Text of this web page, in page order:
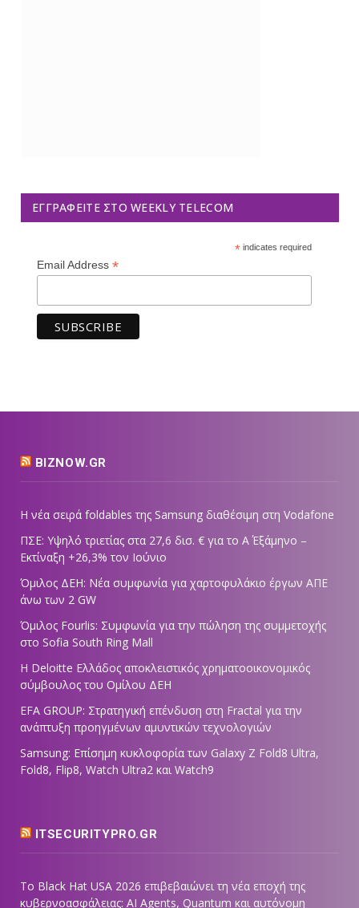
ΕΓΓΡΑΦΕΊΤΕ ΣΤΟ WEEKLY TELECOM
*indicates required
Email Address *
BIZNOW.GR
Η νέα σειρά foldables της Samsung διαθέσιμη στη Vodafone
ΠΣΕ: Υψηλό τριετίας στα 27,6 δισ. € για το Α΄ Εξάμηνο –
Εκτίναξη +26,3% τον Ιούνιο
Όμιλος ΔΕΗ: Νέα συμφωνία για χαρτοφυλάκιο έργων ΑΠΕ
άνω των 2 GW
Όμιλος Fourlis: Συμφωνία για την πώληση της συμμετοχής
στο Sofia South Ring Mall
Η Deloitte Ελλάδος αποκλειστικός χρηματοοικονομικός
σύμβουλος του Ομίλου ΔΕΗ
EFA GROUP: Στρατηγική επένδυση στη Fractal για την
ανάπτυξη προηγμένων αμυντικών τεχνολογιών
Samsung: Επίσημη κυκλοφορία των Galaxy Z Fold8 Ultra,
Fold8, Flip8, Watch Ultra2 και Watch9
ITSECURITYPRO.GR
Το Black Hat USA 2026 επιβεβαιώνει τη νέα εποχή της
κυβερνοασφάλειας: AI Agents, Quantum και αυτόνομη